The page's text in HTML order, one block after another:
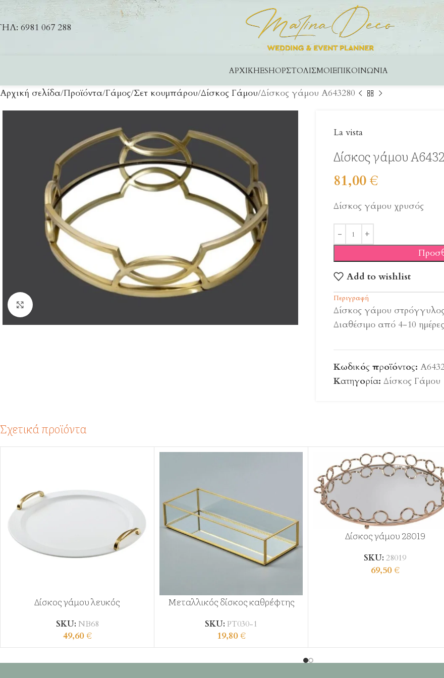
6981 067 288
ΑΡΧΙΚΉESHOPΣΤΟΛΙΣΜΟΊΕΠΙΚΟΙΝΩΝΊΑ
Αρχική σελίδα Προϊόντα Γάμος Σετ κουμπάρου Δίσκος Γάμου Δίσκος γάμου A643280
La vista
Δίσκος γάμου
81,00€
Δίσκος γάμου χρυσός
Add to wishlist
Περιγραφή
Δίσκος γάμου
Διαθέσιμο από 4-10 ημέρες
Κωδικός προϊόντος:
Κατηγορία: Δίσκος Γάμου
Σχετικά προϊόντα
Δίσκος γάμου λευκός
SKU: ΝΒ68
49,60€
Μεταλλικός δίσκος καθρέφτης
SKU: ΡΤ030-1
19,80€
Δίσκος γάμου 28019
SKU: 28019
69,50€